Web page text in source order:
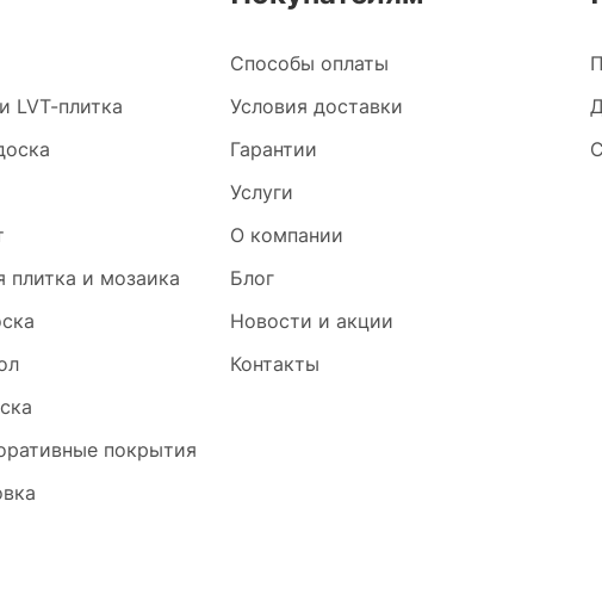
LVT-плитка
плитка и мозаика
покрытия
Способы оплаты
Условия доставки
Гарантии
Услуги
О компании
Блог
Новости и акции
Контакты